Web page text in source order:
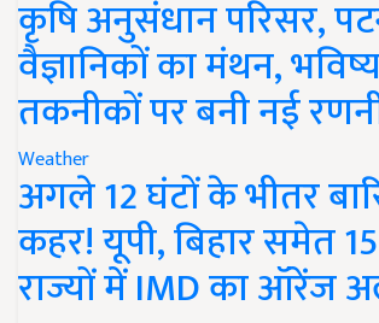
कृषि अनुसंधान परिसर,
वैज्ञानिकों का मंथन,
तकनीकों पर बनी नई
Weather
अगले 12 घंटों के भीतर
कहर! यूपी, बिहार समेत
राज्यों में IMD का ऑरेंज